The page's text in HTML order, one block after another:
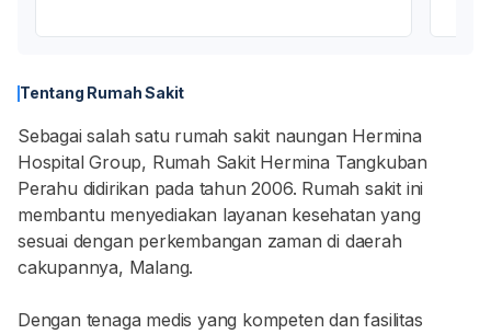
Tentang Rumah Sakit
Sebagai salah satu rumah sakit naungan Hermina
Hospital Group, Rumah Sakit Hermina Tangkuban
Perahu didirikan pada tahun 2006. Rumah sakit ini
membantu menyediakan layanan kesehatan yang
sesuai dengan perkembangan zaman di daerah
cakupannya, Malang.
Dengan tenaga medis yang kompeten dan fasilitas